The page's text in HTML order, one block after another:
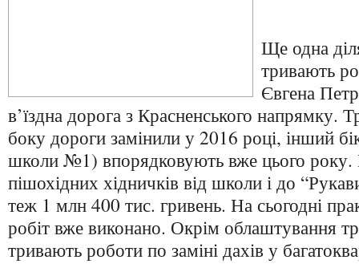
Ще одна
тривають
Євгена
в’їздна дорога з Красненського напрямку.
боку дороги замінили у 2016 році, інший
школи №1) впорядковують вже цього
пішохідних хідничків від школи і до
теж 1 млн 400 тис. гривень. На сьогодні
робіт вже виконано. Окрім облаштування
тривають роботи по заміні дахів у